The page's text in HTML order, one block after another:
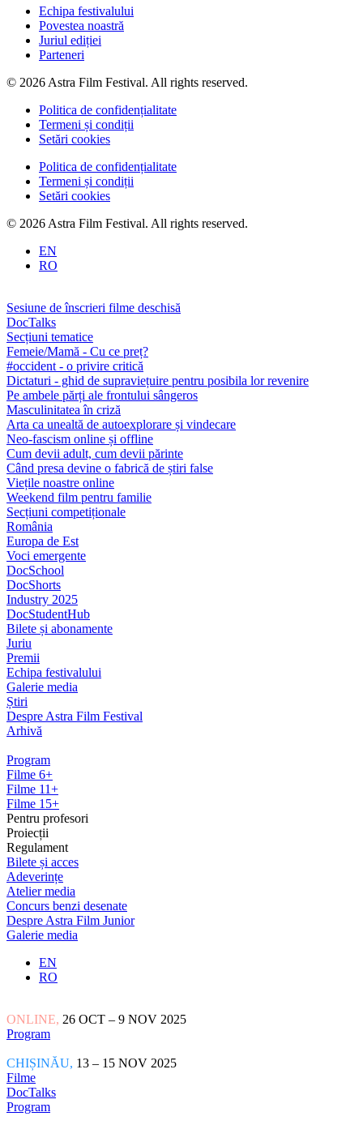
Echipa festivalului
Povestea noastră
Juriul ediției
Parteneri
© 2026 Astra Film Festival. All rights reserved.
Politica de confidențialitate
Termeni și condiții
Setări cookies
Politica de confidențialitate
Termeni și condiții
Setări cookies
© 2026 Astra Film Festival. All rights reserved.
EN
RO
Sesiune de înscrieri filme deschisă
DocTalks
Secțiuni tematice
Femeie/Mamă - Cu ce preț?
#occident - o privire critică
Dictaturi - ghid de supraviețuire pentru posibila lor revenire
Pe ambele părți ale frontului sângeros
Masculinitatea în criză
Arta ca unealtă de autoexplorare și vindecare
Neo-fascism online și offline
Cum devii adult, cum devii părinte
Când presa devine o fabrică de știri false
Viețile noastre online
Weekend film pentru familie
Secțiuni competiționale
România
Europa de Est
Voci emergente
DocSchool
DocShorts
Industry 2025
DocStudentHub
Bilete și abonamente
Juriu
Premii
Echipa festivalului
Galerie media
Știri
Despre Astra Film Festival
Arhivă
Program
Filme 6+
Filme 11+
Filme 15+
Pentru profesori
Proiecții
Regulament
Bilete și acces
Adeverințe
Atelier media
Concurs benzi desenate
Despre Astra Film Junior
Galerie media
EN
RO
ONLINE, 26 OCT – 9 NOV 2025
Program
CHIȘINĂU, 13 – 15 NOV 2025
Filme
DocTalks
Program